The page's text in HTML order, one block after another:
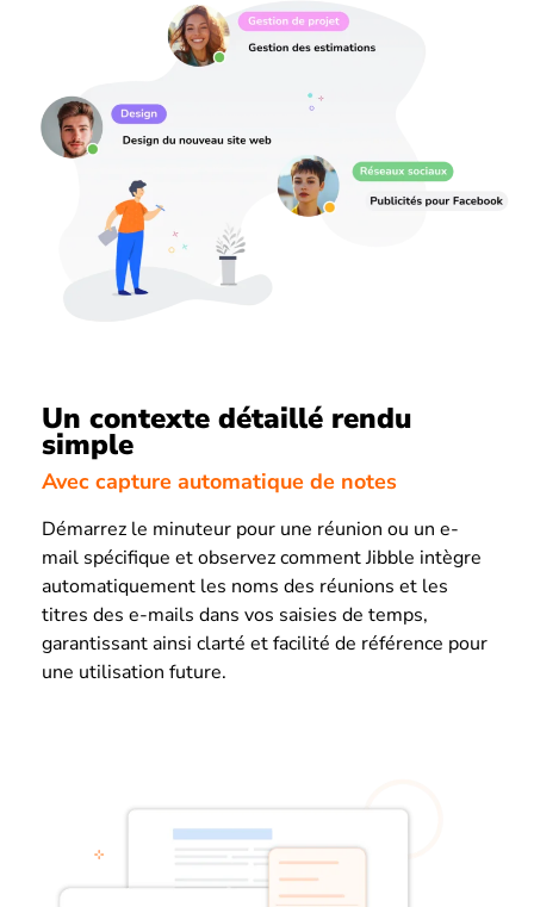
Un contexte détaillé rendu
simple
Avec capture automatique de notes
Démarrez le minuteur pour une réunion ou un e-
mail spécifique et observez comment Jibble intègre
automatiquement les noms des réunions et les
titres des e-mails dans vos saisies de temps,
garantissant ainsi clarté et facilité de référence pour
une utilisation future.